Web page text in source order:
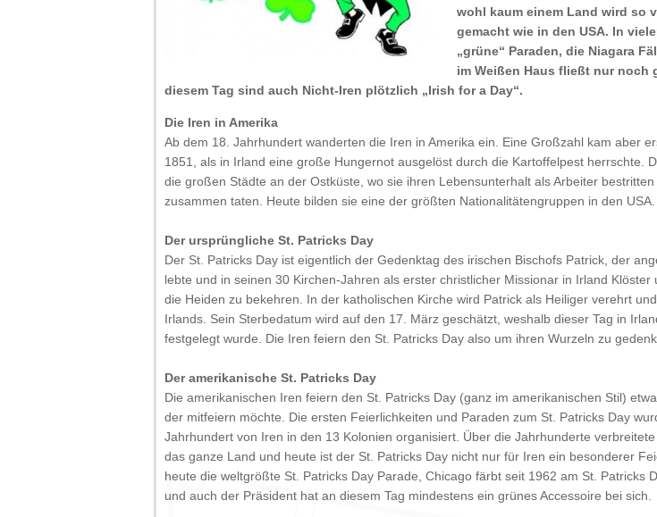
wohl kaum einem Land wird so
gemacht wie in den USA. In
„grüne“ Paraden, die Niagara
im Weißen Haus fließt nur noch
diesem Tag sind auch Nicht-Iren plötzlich „Irish for a Day“.
Die Iren in Amerika
Ab dem 18. Jahrhundert wanderten die Iren in Amerika ein. Eine Großzahl kam aber
1851, als in Irland eine große Hungernot ausgelöst durch die Kartoffelpest herrschte.
die großen Städte an der Ostküste, wo sie ihren Lebensunterhalt als Arbeiter
zusammen taten. Heute bilden sie eine der größten Nationalitätengruppen in den USA.
Der ursprüngliche St. Patricks Day
Der St. Patricks Day ist eigentlich der Gedenktag des irischen Bischofs Patrick, der
lebte und in seinen 30 Kirchen-Jahren als erster christlicher Missionar in Irland Klöster
die Heiden zu bekehren. In der katholischen Kirche wird Patrick als Heiliger verehrt
Irlands. Sein Sterbedatum wird auf den 17. März geschätzt, weshalb dieser Tag in
festgelegt wurde. Die Iren feiern den St. Patricks Day also um ihren Wurzeln zu
Der amerikanische St. Patricks Day
Die amerikanischen Iren feiern den St. Patricks Day (ganz im amerikanischen Stil)
der mitfeiern möchte. Die ersten Feierlichkeiten und Paraden zum St. Patricks Day
Jahrhundert von Iren in den 13 Kolonien organisiert. Über die Jahrhunderte
das ganze Land und heute ist der St. Patricks Day nicht nur für Iren ein besonderer
heute die weltgrößte St. Patricks Day Parade, Chicago färbt seit 1962 am St. Patricks
und auch der Präsident hat an diesem Tag mindestens ein grünes Accessoire bei sich.